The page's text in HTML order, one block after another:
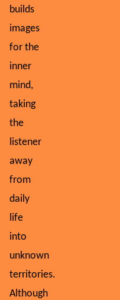
builds
images
for the
inner
mind,
taking
the
listener
away
from
daily
life
into
unknown
territories.
Although